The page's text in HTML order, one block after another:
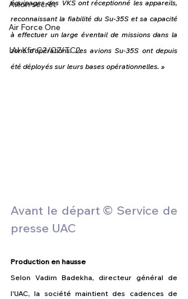
Avion secret
Air Force One
IAI Kfir C2/C7/TC2
équipages des VKS ont réceptionné les appareils,
reconnaissant la fiabilité du Su-35S et sa capacité
à effectuer un large éventail de missions dans la
zone d'opérations. Les avions Su-35S ont depuis
été déployés sur leurs bases opérationnelles. »
Avant le départ © Service de
presse UAC
Production en hausse
Selon Vadim Badekha, directeur général de
l'UAC, la société maintient des cadences de